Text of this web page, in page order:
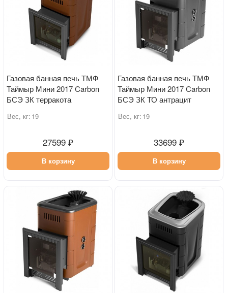
Газовая банная печь ТМФ
Таймыр Мини 2017 Carbon
БСЭ ЗК терракота
Вес, кг: 19
27599 ₽
В корзину
Газовая банная печь ТМФ
Таймыр Мини 2017 Carbon
БСЭ ЗК ТО антрацит
Вес, кг: 19
33699 ₽
В корзину